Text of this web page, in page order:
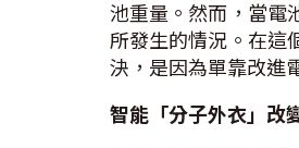
池重量。然而，當電
所發生的情況。在這
決，是因為單靠改進
智能「分子外衣」 改